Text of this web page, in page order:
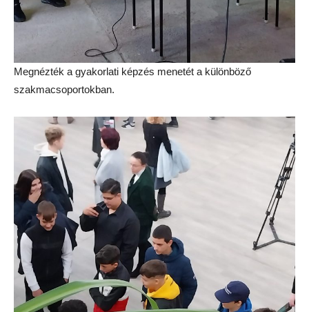
Megnézték a gyakorlati képzés menetét a különböző
szakmacsoportokban.